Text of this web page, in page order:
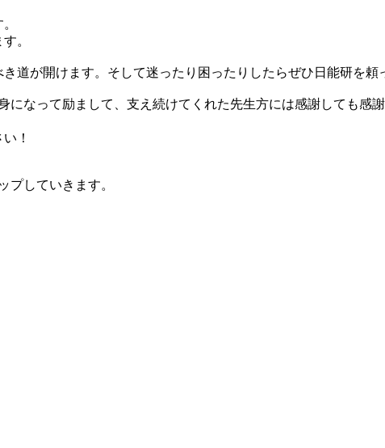
。
道が開けます。そして迷ったり困ったりしたらぜひ日能研を頼
なって励まして、支え続けてくれた先生方には感謝しても感謝
！
プしていきます。